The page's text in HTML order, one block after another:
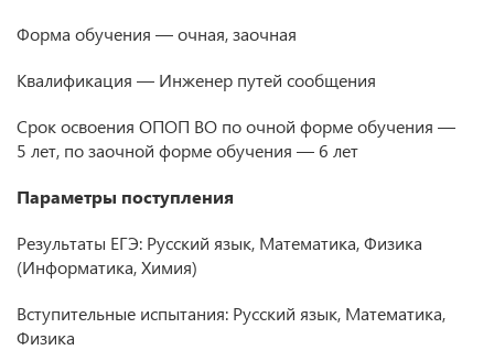
Форма обучения — очная, заочная
Квалификация — Инженер путей сообщения
Срок освоения ОПОП ВО по очной форме обучения —
5 лет, по заочной форме обучения — 6 лет
Параметры поступления
Результаты ЕГЭ: Русский язык, Математика, Физика
(Информатика, Химия)
Вступительные испытания: Русский язык, Математика,
Физика